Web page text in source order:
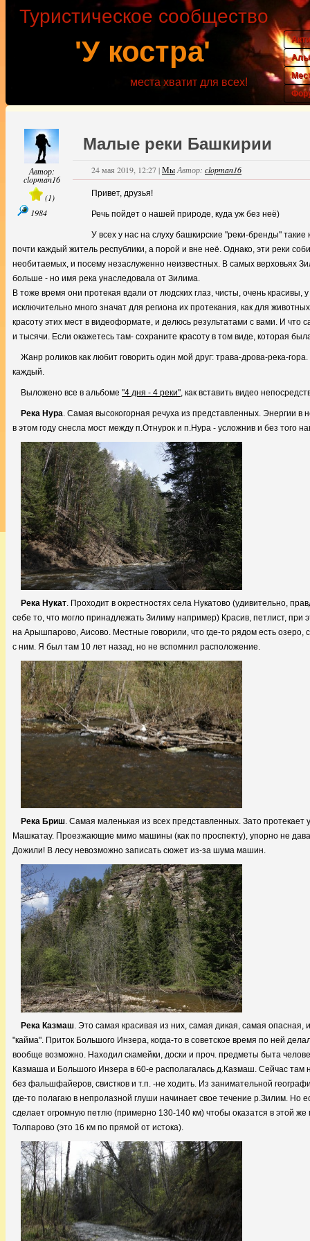
'У костра'
Туристическое сообщество
места хватит для всех!
Автор:
clopman16
(1)
1984
Малые реки Башкирии
24 мая 2019, 12:27|МыАвтор: clopman16
Привет, друзья!
Речь пойдет о нашей природе, куда уж без неё)
У всех у нас на слуху башкирские "реки-бренды"
почти каждый житель республики, а порой и вне неё. Однако, эти реки
необитаемых, и посему незаслуженно неизвестных. В самых верховьях
больше - но имя река унаследовала от Зилима.
В тоже время они протекая вдали от людских глаз, чисты, очень красивы,
исключительно много значат для региона их протекания, как для
красоту этих мест в видеоформате, и делюсь результатами с вами. И что
и тысячи. Если окажетесь там- сохраните красоту в том виде, которая
Жанр роликов как любит говорить один мой друг: трава-дрова-река-
каждый.
Выложено все в альбоме "4 дня - 4 реки", как вставить видео
Река Нура. Самая высокогорная речуха из представленных. Энергии
в этом году снесла мост между п.Отнурок и п.Нура - усложнив и без того
Река Нукат . Проходит в окрестностях села Нукатово (удивительно,
себе то, что могло принадлежать Зилиму например) Красив, петлист, при
на Арышпарово, Аисово. Местные говорили, что где-то рядом есть озеро,
с ним. Я был там 10 лет назад, но не вспомнил расположение.
Река Бриш. Самая маленькая из всех представленных. Зато протекает
Машкатау. Проезжающие мимо машины (как по проспекту), упорно не
Дожили! В лесу невозможно записать сюжет из-за шума машин.
Река Казмаш . Это самая красивая из них, самая дикая, самая
"кайма". Приток Большого Инзера, когда-то в советское время по ней
вообще возможно. Находил скамейки, доски и проч. предметы быта
Казмаша и Большого Инзера в 60-е располагалась д.Казмаш. Сейчас там
без фальшфайеров, свистков и т.п. -не ходить. Из занимательной
где-то полагаю в непролазной глуши начинает свое течение р.Зилим.
сделает огромную петлю (примерно 130-140 км) чтобы оказатся в этой
Толпарово (это 16 км по прямой от истока).